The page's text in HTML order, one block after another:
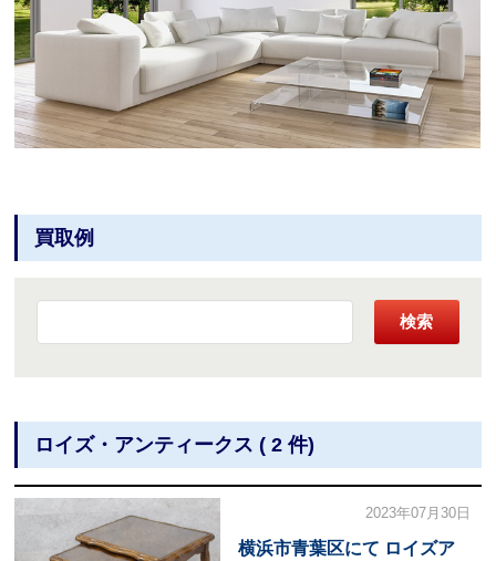
買取例
検索
ロイズ・アンティークス ( 2 件)
2023年07月30日
横浜市青葉区にて ロイズア